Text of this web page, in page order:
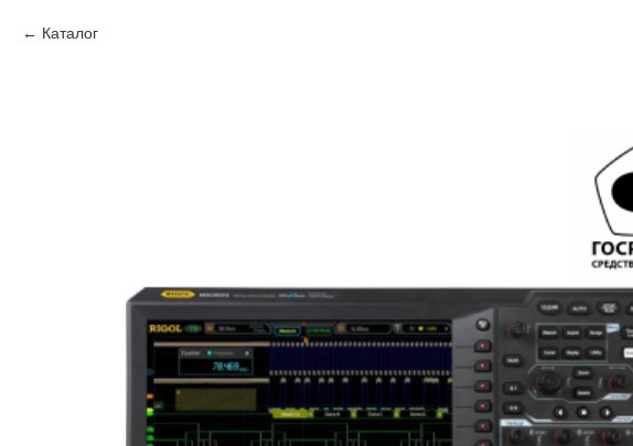
Каталог